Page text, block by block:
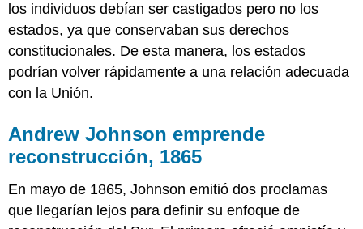
los individuos debían ser castigados pero no los
estados, ya que conservaban sus derechos
constitucionales. De esta manera, los estados
podrían volver rápidamente a una relación adecuada
con la Unión.
Andrew Johnson emprende
reconstrucción, 1865
En mayo de 1865, Johnson emitió dos proclamas
que llegarían lejos para definir su enfoque de